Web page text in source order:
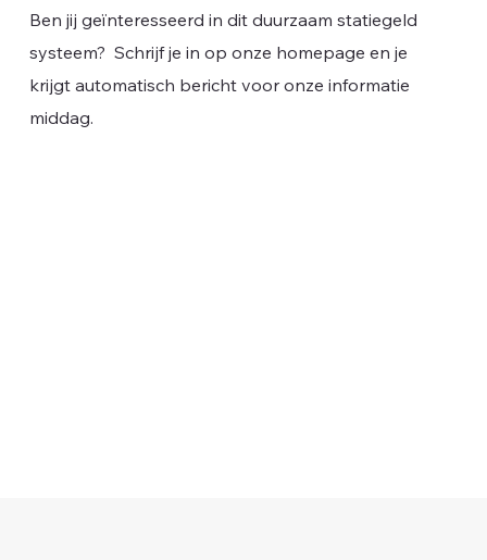
Ben jij geïnteresseerd in dit duurzaam statiegeld
systeem? Schrijf je in op onze homepage en je
krijgt automatisch bericht voor onze informatie
middag.